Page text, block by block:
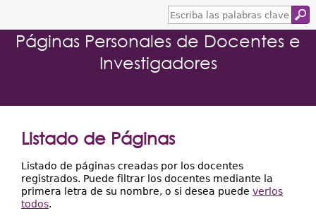
E
s
c
r
i
p
l
a
b
Páginas Personales de Docentes e
Investigadores
Listado de Páginas
Listado de páginas creadas por los docentes
registrados. Puede filtrar los docentes mediante la
primera letra de su nombre, o si desea puede verlos
todos.